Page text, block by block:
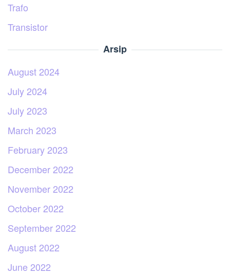
Trafo
Transistor
Arsip
August 2024
July 2024
July 2023
March 2023
February 2023
December 2022
November 2022
October 2022
September 2022
August 2022
June 2022